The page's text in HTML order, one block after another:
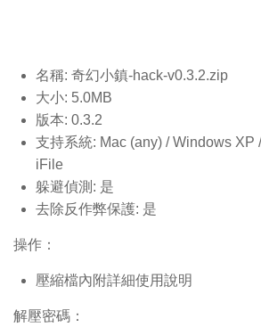
名稱: 奇幻小鎮-hack-v0.3.2.zip
大小: 5.0MB
版本: 0.3.2
支持系統: Mac (any) / Windows XP
iFile
躲避偵測: 是
去除反作弊保護: 是
操作：
壓縮檔內附詳細使用說明
解壓密碼：